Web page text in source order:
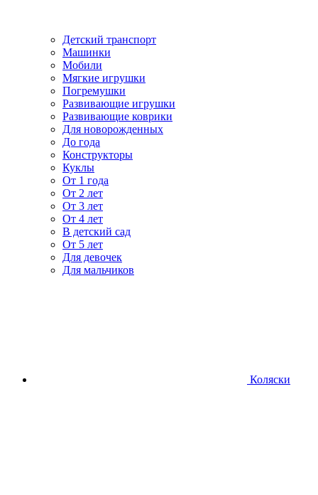
Детский транспорт
Машинки
Мобили
Мягкие игрушки
Погремушки
Развивающие игрушки
Развивающие коврики
Для новорожденных
До года
Конструкторы
Куклы
От 1 года
От 2 лет
От 3 лет
От 4 лет
В детский сад
От 5 лет
Для девочек
Для мальчиков
Коляски